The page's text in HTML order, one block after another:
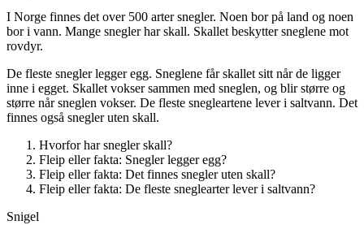
I Norge finnes det over 500 arter snegler. Noen bor på land og noen
bor i vann. Mange snegler har skall. Skallet beskytter sneglene mot
rovdyr.
De fleste snegler legger egg. Sneglene får skallet sitt når de ligger
inne i egget. Skallet vokser sammen med sneglen, og blir større og
større når sneglen vokser. De fleste snegleartene lever i saltvann. Det
finnes også snegler uten skall.
Hvorfor har snegler skall?
Fleip eller fakta: Snegler legger egg?
Fleip eller fakta: Det finnes snegler uten skall?
Fleip eller fakta: De fleste sneglearter lever i saltvann?
Snigel